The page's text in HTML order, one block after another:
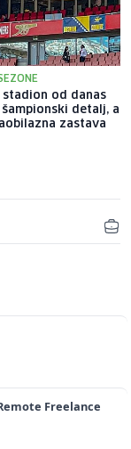
stadion od danas
detalj, a
zastava
Freelance